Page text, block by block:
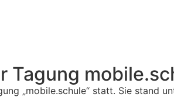
Tagung
„mobile.schule“ statt. Sie stand